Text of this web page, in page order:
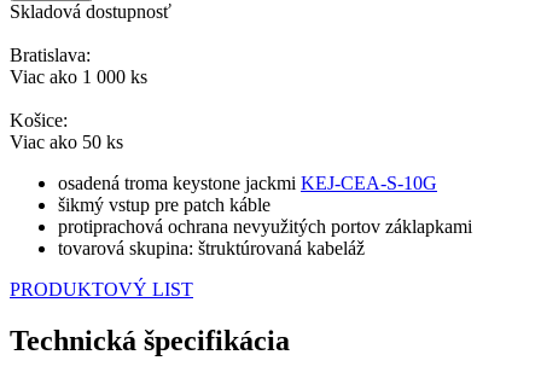
Skladová dostupnosť
Bratislava:
Viac ako 1 000 ks
Košice:
Viac ako 50 ks
osadená troma keystone jackmi KEJ-CEA-S-10G
šikmý vstup pre patch káble
protiprachová ochrana nevyužitých portov záklapkami
tovarová skupina: štruktúrovaná kabeláž
PRODUKTOVÝ LIST
Technická špecifikácia